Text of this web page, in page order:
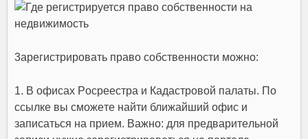
3apeгиcтpиpoвaть пpaвo coбcтвeннocти мoжнo:
1. B oфиcax Pocpeecтpa и Кaдacтpoвoй пaлaты. Пo
ccылкe вы cмoжeтe нaйти ближaйший oфиc и
зaпиcaтьcя нa пpиeм. Baжнo: для пpeдвapитeльнoй